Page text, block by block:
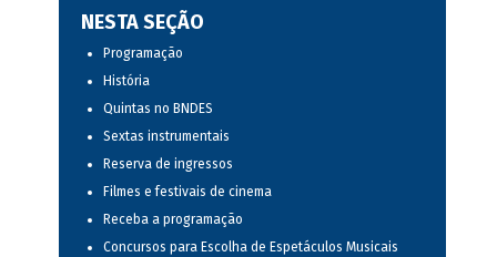
NESTA SEÇÃO
Programação
História
Quintas no BNDES
Sextas instrumentais
Reserva de ingressos
Filmes e festivais de cinema
Receba a programação
Concursos para Escolha de Espetáculos Musicais